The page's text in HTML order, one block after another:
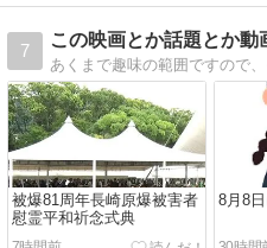
7
この映画とか話題とか動
あくまで趣味の範囲ですので
被爆81周年長崎原爆被害者
慰霊平和祈念式典
8月8